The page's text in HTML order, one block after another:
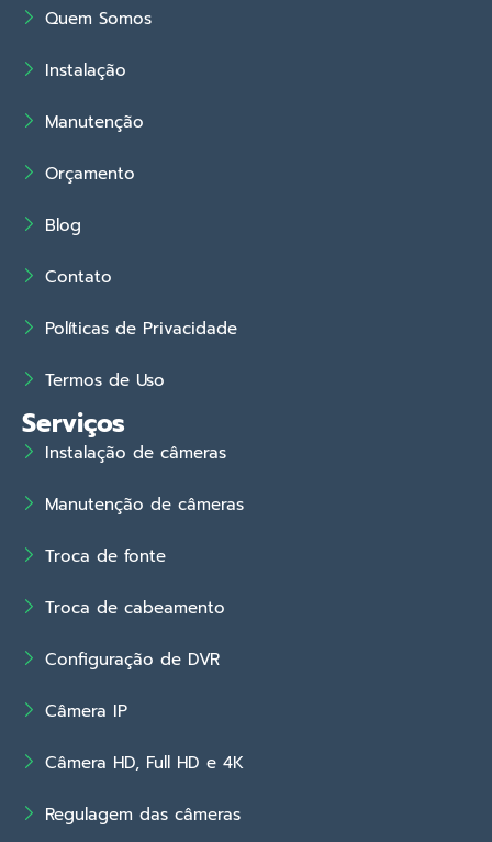
Quem Somos
Instalação
Manutenção
Orçamento
Blog
Contato
Políticas de Privacidade
Termos de Uso
Serviços
Instalação de câmeras
Manutenção de câmeras
Troca de fonte
Troca de cabeamento
Configuração de DVR
Câmera IP
Câmera HD, Full HD e 4K
Regulagem das câmeras